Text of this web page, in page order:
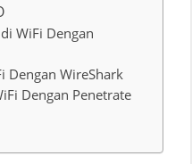
WiFi Dengan
Dengan WireShark
Dengan Penetrate